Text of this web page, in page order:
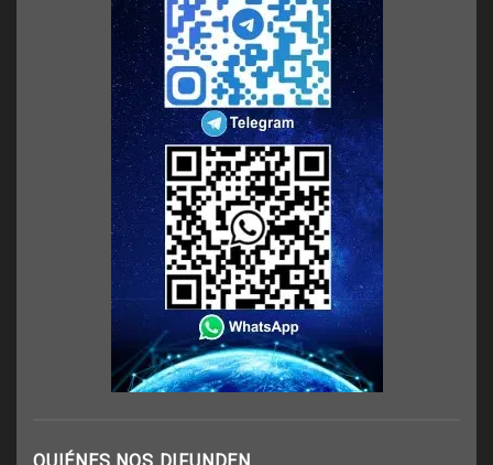
QUIÉNES NOS DIFUNDEN